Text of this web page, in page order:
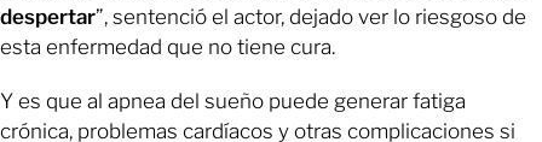
despertar”, sentenció el actor, dejado ver lo riesgoso de
esta enfermedad que no tiene cura.
Y es que al apnea del sueño puede generar fatiga
crónica, problemas cardíacos y otras complicaciones si